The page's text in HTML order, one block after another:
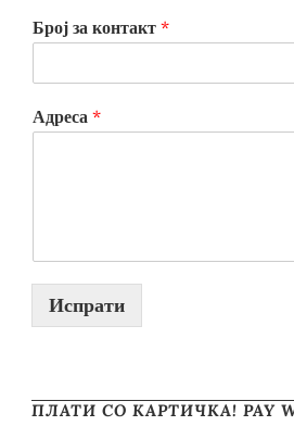
Број за контакт *
Адреса *
Испрати
ПЛАТИ СО КАРТИЧКА! PAY